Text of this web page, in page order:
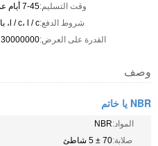
وقت التسليم:7-45 أيام عمل
شروط الدفع:l / c، l / c، باي بال
القدرة على العرض:30000000 PCS / شهر
وصف
NBR يا خاتم
المواد:NBR
صلابة:70 ± 5 شاطئ